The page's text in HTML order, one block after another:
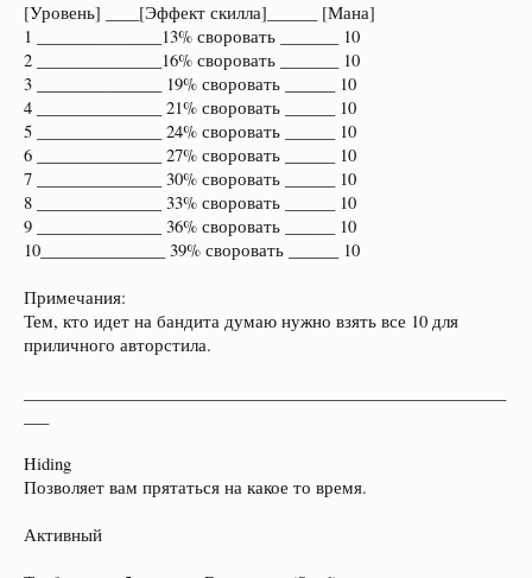
[Уровень] ____[Эффект скилла]______ [Мана]
1 _______________13% своровать _______ 10
2 _______________16% своровать _______ 10
3 _______________ 19% своровать ______ 10
4 _______________ 21% своровать ______ 10
5 _______________ 24% своровать ______ 10
6 _______________ 27% своровать ______ 10
7 _______________ 30% своровать ______ 10
8 _______________ 33% своровать ______ 10
9 _______________ 36% своровать ______ 10
10_______________ 39% своровать ______ 10
Примечания:
Тем, кто идет на бандита думаю нужно взять все 10 для
приличного авторстила.
Hiding
Позволяет вам прятаться на какое то время.
Активный